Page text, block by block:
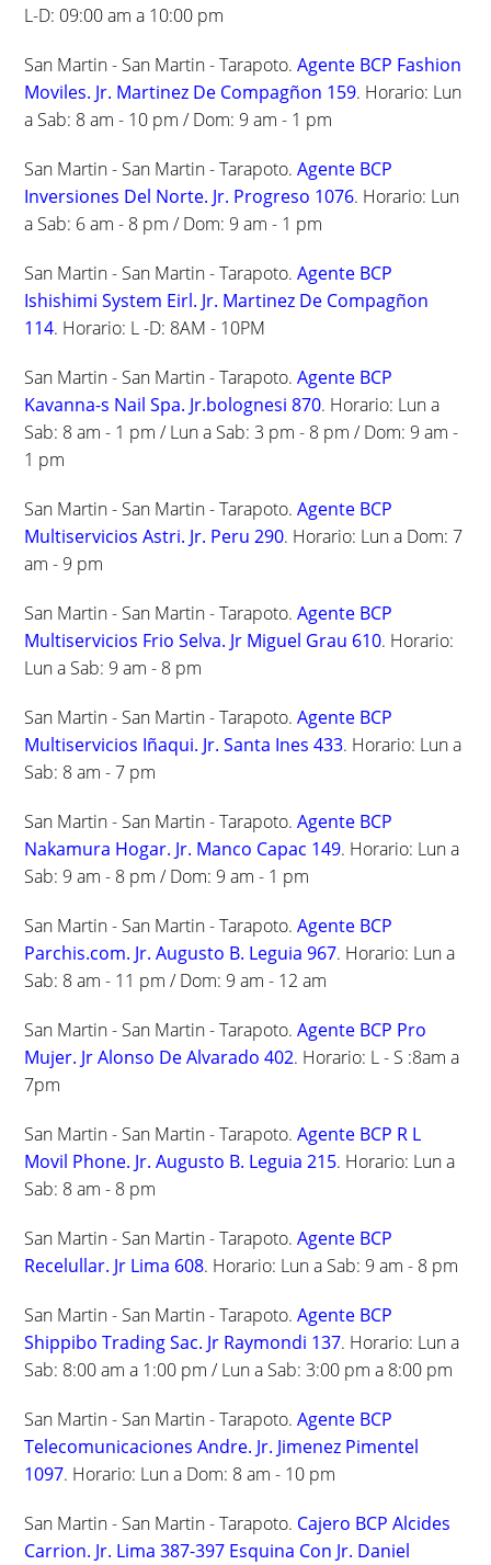
L-D: 09:00 am a 10:00 pm
San Martin - San Martin - Tarapoto.Agente BCP Fashion
Moviles. Jr. Martinez De Compagñon 159. Horario: Lun
a Sab: 8 am - 10 pm / Dom: 9 am - 1 pm
San Martin - San Martin - Tarapoto.Agente BCP
Inversiones Del Norte. Jr. Progreso 1076. Horario: Lun
a Sab: 6 am - 8 pm / Dom: 9 am - 1 pm
San Martin - San Martin - Tarapoto.Agente BCP
Ishishimi System Eirl. Jr. Martinez De Compagñon
114. Horario: L -D: 8AM - 10PM
San Martin - San Martin - Tarapoto.Agente BCP
Kavanna-s Nail Spa. Jr.bolognesi 870. Horario: Lun a
Sab: 8 am - 1 pm / Lun a Sab: 3 pm - 8 pm / Dom: 9 am -
1 pm
San Martin - San Martin - Tarapoto.Agente BCP
Multiservicios Astri. Jr. Peru 290. Horario: Lun a Dom: 7
am - 9 pm
San Martin - San Martin - Tarapoto.Agente BCP
Multiservicios Frio Selva. Jr Miguel Grau 610. Horario:
Lun a Sab: 9 am - 8 pm
San Martin - San Martin - Tarapoto.Agente BCP
Multiservicios Iñaqui. Jr. Santa Ines 433. Horario: Lun a
Sab: 8 am - 7 pm
San Martin - San Martin - Tarapoto.Agente BCP
Nakamura Hogar. Jr. Manco Capac 149. Horario: Lun a
Sab: 9 am - 8 pm / Dom: 9 am - 1 pm
San Martin - San Martin - Tarapoto.Agente BCP
Parchis.com. Jr. Augusto B. Leguia 967. Horario: Lun a
Sab: 8 am - 11 pm / Dom: 9 am - 12 am
San Martin - San Martin - Tarapoto.Agente BCP Pro
Mujer. Jr Alonso De Alvarado 402. Horario: L - S :8am a
7pm
San Martin - San Martin - Tarapoto.Agente BCP R L
Movil Phone. Jr. Augusto B. Leguia 215. Horario: Lun a
Sab: 8 am - 8 pm
San Martin - San Martin - Tarapoto.Agente BCP
Recelullar. Jr Lima 608. Horario: Lun a Sab: 9 am - 8 pm
San Martin - San Martin - Tarapoto.Agente BCP
Shippibo Trading Sac. Jr Raymondi 137. Horario: Lun a
Sab: 8:00 am a 1:00 pm / Lun a Sab: 3:00 pm a 8:00 pm
San Martin - San Martin - Tarapoto.Agente BCP
Telecomunicaciones Andre. Jr. Jimenez Pimentel
1097. Horario: Lun a Dom: 8 am - 10 pm
San Martin - San Martin - Tarapoto. Cajero BCP Alcides
Carrion. Jr. Lima 387-397 Esquina Con Jr. Daniel